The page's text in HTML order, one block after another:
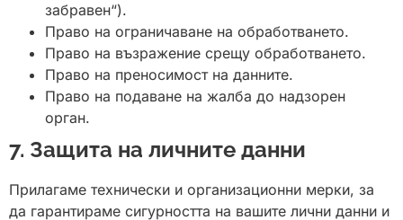
забравен“).
Право на ограничаване на обработването.
Право на възражение срещу обработването.
Право на преносимост на данните.
Право на подаване на жалба до надзорен
орган.
7. Защита на личните данни
Прилагаме технически и организационни мерки, за
да гарантираме сигурността на вашите лични данни и